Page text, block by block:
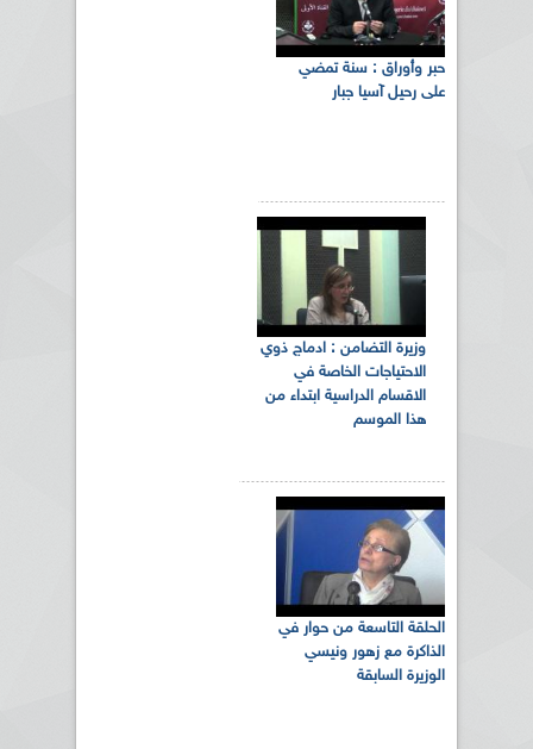
حبر وأوراق : سنة تمضي
على رحيل آسيا جبار
وزيرة التضامن : ادماج ذوي
الاحتياجات الخاصة في
الاقسام الدراسية ابتداء من
هذا الموسم
الحلقة التاسعة من حوار في
الذاكرة مع زهور ونيسي
الوزيرة السابقة